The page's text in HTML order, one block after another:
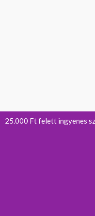
25.000 Ft felett ingyenes